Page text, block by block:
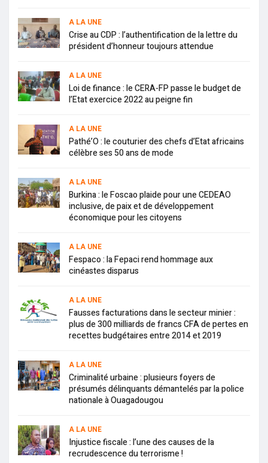
A LA UNE
Crise au CDP : l’authentification de la lettre du
président d’honneur toujours attendue
A LA UNE
Loi de finance : le CERA-FP passe le budget de
l’Etat exercice 2022 au peigne fin
A LA UNE
Pathé’O : le couturier des chefs d’Etat africains
célèbre ses 50 ans de mode
A LA UNE
Burkina : le Foscao plaide pour une CEDEAO
inclusive, de paix et de développement
économique pour les citoyens
A LA UNE
Fespaco : la Fepaci rend hommage aux
cinéastes disparus
A LA UNE
Fausses facturations dans le secteur minier :
plus de 300 milliards de francs CFA de pertes en
recettes budgétaires entre 2014 et 2019
A LA UNE
Criminalité urbaine : plusieurs foyers de
présumés délinquants démantelés par la police
nationale à Ouagadougou
A LA UNE
Injustice fiscale : l’une des causes de la
recrudescence du terrorisme !